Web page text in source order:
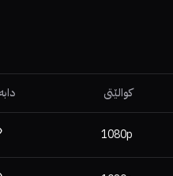
کوالێتی
1080p